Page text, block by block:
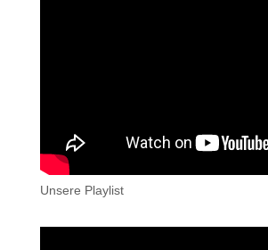
Unsere Playlist